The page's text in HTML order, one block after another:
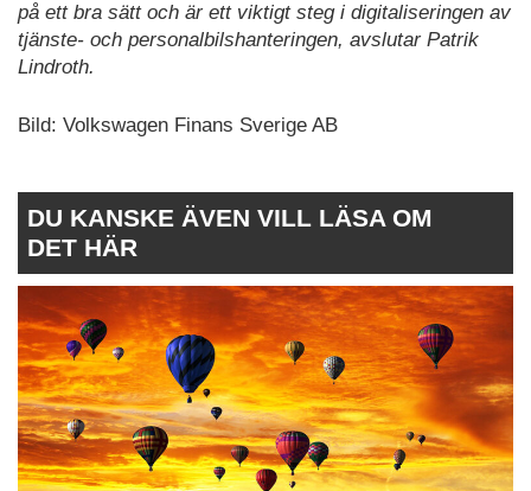
på ett bra sätt och är ett viktigt steg i digitaliseringen av
tjänste- och personalbilshanteringen, avslutar Patrik
Lindroth.
Bild: Volkswagen Finans Sverige AB
DU KANSKE ÄVEN VILL LÄSA OM
DET HÄR